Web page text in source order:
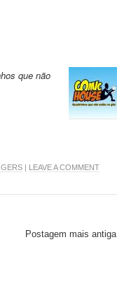
que não
| LEAVE A COMMENT
Postagem mais antiga